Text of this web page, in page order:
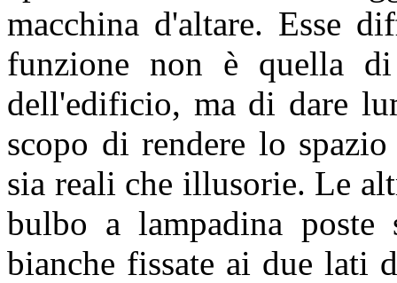
macchina d'altare. Esse
funzione non è quella
dell'edificio, ma di dare
scopo di rendere lo
sia reali che illusorie. Le
bulbo a lampadina
bianche fissate ai due lati